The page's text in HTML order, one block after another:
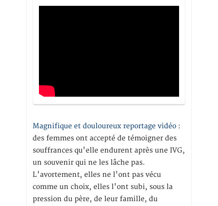
Magnifique et douloureux reportage vidéo :
des femmes ont accepté de témoigner des
souffrances qu'elle endurent après une IVG,
un souvenir qui ne les lâche pas.
L'avortement, elles ne l'ont pas vécu
comme un choix, elles l'ont subi, sous la
pression du père, de leur famille, du